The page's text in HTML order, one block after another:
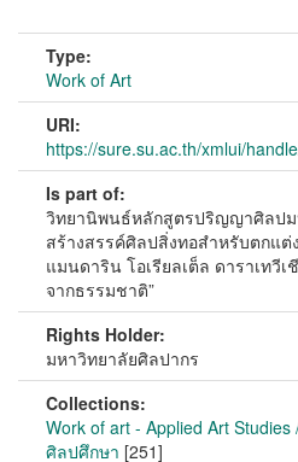
Type:
Work of Art
URI:
https://sure.su.ac.th/xmlui/
Is part of:
วิทยานิพนธ์หลักสูตรปริญญาศิลปม
สร้างสรรค์ศิลปสิ่งทอสำหรับตกแต่
แมนดาริน โอเรียลเต็ล ดาราเทวีเ
จากธรรมชาติ”
Rights Holder:
มหาวิทยาลัยศิลปากร
Collections:
Work of art - Applied Art
ศิลปศึกษา [251]